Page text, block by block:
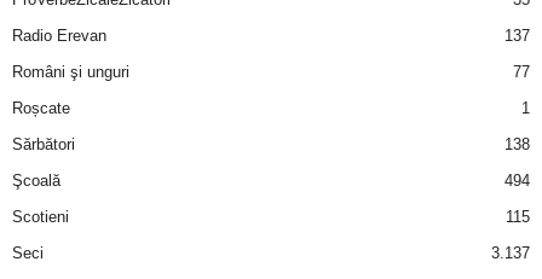
Radio Erevan
137
Români şi unguri
77
Roșcate
1
Sărbători
138
Şcoală
494
Scotieni
115
Seci
3.137